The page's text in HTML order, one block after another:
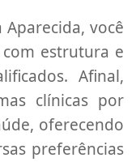
você
estrutura e
Afinal,
clínicas por
oferecendo
preferências